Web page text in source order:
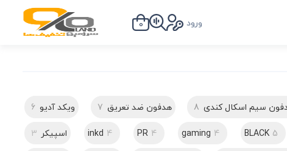
ورود 0
سیم اسکال کندی 8 هدفون ضد تعریق 7 ویکد آدیو 6
BLACK 5
gaming 4
PR 4
inkd 4 اسپیکر 3